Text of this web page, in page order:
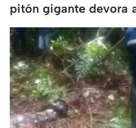
pitón gigante devora